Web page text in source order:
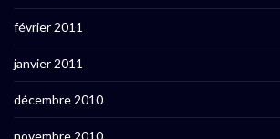
février 2011
janvier 2011
décembre 2010